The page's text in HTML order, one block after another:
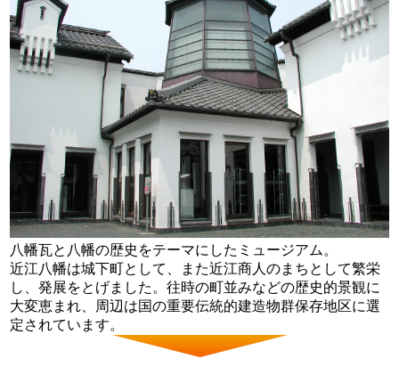
八幡瓦と八幡の歴史をテーマにしたミュージアム。
近江八幡は城下町として、また近江商人のまちとして繁栄
し、発展をとげました。往時の町並みなどの歴史的景観に
大変恵まれ、周辺は国の重要伝統的建造物群保存地区に選
定されています。